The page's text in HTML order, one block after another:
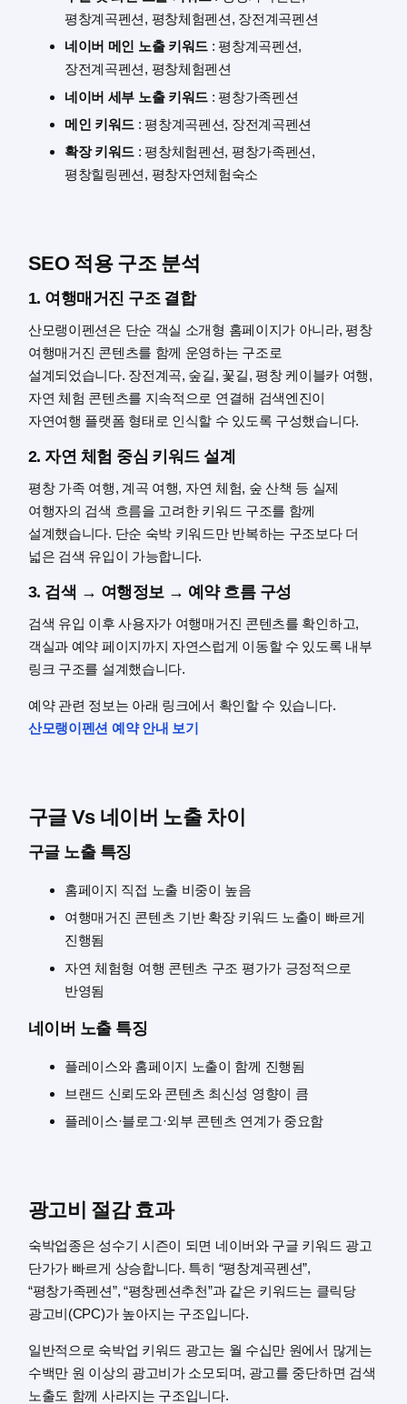
평창계곡펜션, 평창체험펜션, 장전계곡펜션
네이버 메인 노출 키워드 : 평창계곡펜션,
장전계곡펜션, 평창체험펜션
네이버 세부 노출 키워드 : 평창가족펜션
메인 키워드 : 평창계곡펜션, 장전계곡펜션
확장 키워드 : 평창체험펜션, 평창가족펜션,
평창힐링펜션, 평창자연체험숙소
SEO 적용 구조 분석
1. 여행매거진 구조 결합
산모랭이펜션은 단순 객실 소개형 홈페이지가 아니라, 평창
여행매거진 콘텐츠를 함께 운영하는 구조로
설계되었습니다. 장전계곡, 숲길, 꽃길, 평창 케이블카 여행,
자연 체험 콘텐츠를 지속적으로 연결해 검색엔진이
자연여행 플랫폼 형태로 인식할 수 있도록 구성했습니다.
2. 자연 체험 중심 키워드 설계
평창 가족 여행, 계곡 여행, 자연 체험, 숲 산책 등 실제
여행자의 검색 흐름을 고려한 키워드 구조를 함께
설계했습니다. 단순 숙박 키워드만 반복하는 구조보다 더
넓은 검색 유입이 가능합니다.
3. 검색 → 여행정보 → 예약 흐름 구성
검색 유입 이후 사용자가 여행매거진 콘텐츠를 확인하고,
객실과 예약 페이지까지 자연스럽게 이동할 수 있도록 내부
링크 구조를 설계했습니다.
예약 관련 정보는 아래 링크에서 확인할 수 있습니다.
산모랭이펜션 예약 안내 보기
구글 Vs 네이버 노출 차이
구글 노출 특징
홈페이지 직접 노출 비중이 높음
여행매거진 콘텐츠 기반 확장 키워드 노출이 빠르게
진행됨
자연 체험형 여행 콘텐츠 구조 평가가 긍정적으로
반영됨
네이버 노출 특징
플레이스와 홈페이지 노출이 함께 진행됨
브랜드 신뢰도와 콘텐츠 최신성 영향이 큼
플레이스·블로그·외부 콘텐츠 연계가 중요함
광고비 절감 효과
숙박업종은 성수기 시즌이 되면 네이버와 구글 키워드 광고
단가가 빠르게 상승합니다. 특히 “평창계곡펜션”,
“평창가족펜션”, “평창펜션추천”과 같은 키워드는 클릭당
광고비(CPC)가 높아지는 구조입니다.
일반적으로 숙박업 키워드 광고는 월 수십만 원에서 많게는
수백만 원 이상의 광고비가 소모되며, 광고를 중단하면 검색
노출도 함께 사라지는 구조입니다.